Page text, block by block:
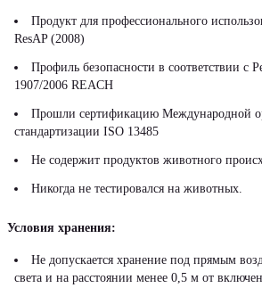
Продукт для профессионального
ResAP (2008)
Профиль безопасности в соответствии с
1907/2006 REACH
Прошли сертификацию Международной
стандартизации ISO 13485
Не содержит продуктов животного
Никогда не тестировался на животных.
Условия хранения:
Не допускается хранение под прямым
света и на расстоянии менее 0,5 м от